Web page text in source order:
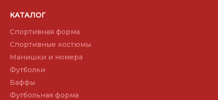
КАТАЛОГ
Спортивная форма
Спортивные костюмы
Манишки и номера
Футболки
Баффы
Футбольная форма